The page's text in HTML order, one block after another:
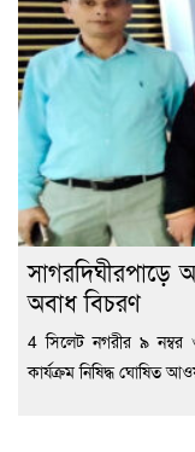
সাগরদিঘীরপাড়ে
অবাধ বিচরণ
4 সিলেট নগরীর ৯ নম্বর
কার্যক্রম নিষিদ্ধ ঘোষিত